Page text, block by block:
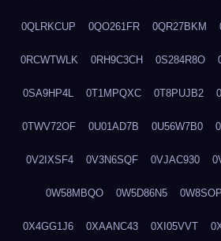
0QLRKCUP 0QO261FR 0QR27BKM
0RCWTWLK 0RH9C3CH 0S284R8O
0SA9HP4L 0T1MPQXC 0T8PUJB2
0TWV72OF 0U01AD7B 0U56W7B0
0V2IXSF4 0V3N6SQF 0VJAC930
0W58MBQO 0W5D86N5
0X4GG1J6 0XAANC43 0XI05VVT